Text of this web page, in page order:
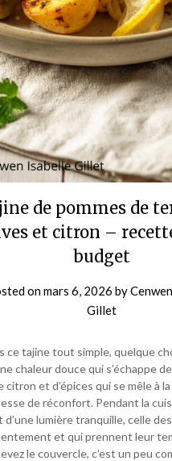
de pommes de
et citron –
budget
onmars 6, 2026 by
Gillet
ce tajine tout simple, quelque
chaleur douce qui s’échappe
citron et d’épices qui se mêle à
de réconfort. Pendant la
d’une lumière tranquille, celle
et qui prennent leur
le couvercle, c’est un peu